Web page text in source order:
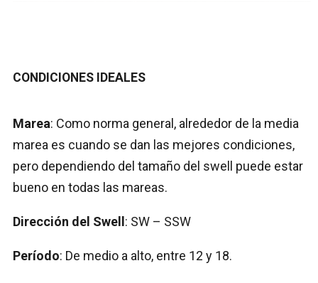
CONDICIONES IDEALES
Marea: Como norma general, alrededor de la media
marea es cuando se dan las mejores condiciones,
pero dependiendo del tamaño del swell puede estar
bueno en todas las mareas.
Dirección del Swell : SW – SSW
Período: De medio a alto, entre 12 y 18.